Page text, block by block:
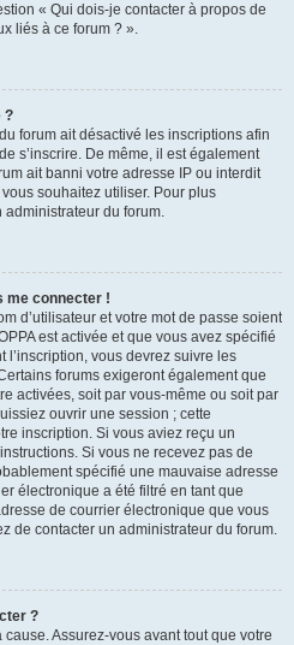
« Qui dois-je contacter à propos de
liés à ce forum ? ».
?
forum ait désactivé les inscriptions afin
s’inscrire. De même, il est également
ait banni votre adresse IP ou interdit
souhaitez utiliser. Pour plus
administrateur du forum.
me connecter !
d’utilisateur et votre mot de passe soient
est activée et que vous avez spécifié
vous devrez suivre les
forums exigeront également que
activées, soit par vous-même ou soit par
ouvrir une session ; cette
inscription. Si vous aviez reçu un
Si vous ne recevez pas de
spécifié une mauvaise adresse
électronique a été filtré en tant que
de courrier électronique que vous
de contacter un administrateur du forum.
?
Assurez-vous avant tout que votre